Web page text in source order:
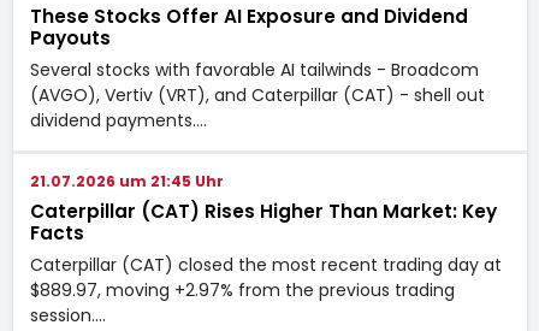
These Stocks Offer AI Exposure and Dividend
Payouts
Several stocks with favorable AI tailwinds - Broadcom
(AVGO), Vertiv (VRT), and Caterpillar (CAT) - shell out
dividend payments.…
21.07.2026 um 21:45 Uhr
Caterpillar (CAT) Rises Higher Than Market: Key
Facts
Caterpillar (CAT) closed the most recent trading day at
$889.97, moving +2.97% from the previous trading
session.…